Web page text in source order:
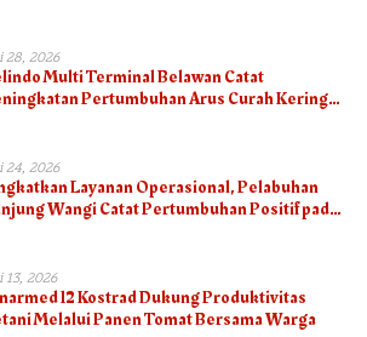
28, 2026
Multi Terminal Belawan Catat
Pertumbuhan Arus Curah Kering
24, 2026
Layanan Operasional, Pelabuhan
Wangi Catat Pertumbuhan Positif pada
13, 2026
12 Kostrad Dukung Produktivitas
Melalui Panen Tomat Bersama Warga